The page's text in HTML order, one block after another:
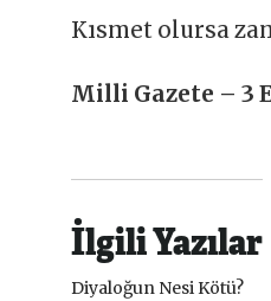
Kısmet olursa
Milli Gazete – 3
İlgili Yazılar
Diyaloğun Nesi Kötü?